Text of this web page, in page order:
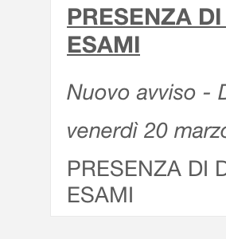
PRESENZA
ESAMI
Nuovo avviso -
venerdì 20
PRESENZA DI
ESAMI